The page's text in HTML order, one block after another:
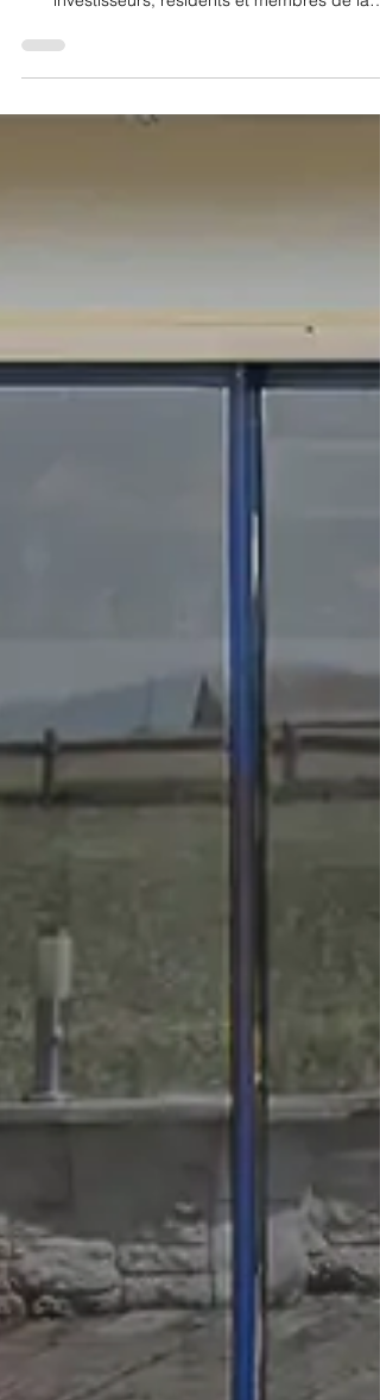
des proprios
est un rêve partagé par de nombreux
investisseurs, résidents et membres de la